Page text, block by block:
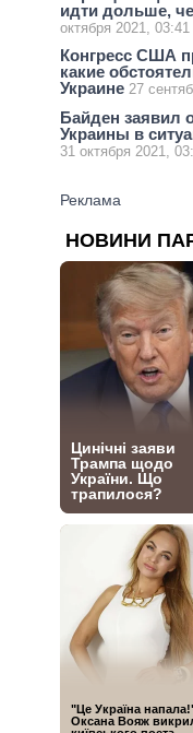
идти дольше,
октября 2021, 03:41
Конгресс США
какие
Украине 27
Байден заявил
Украины в
31 октября 2021,